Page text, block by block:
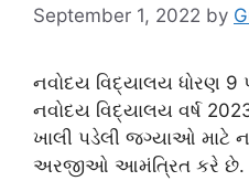
September 1, 2022 by
નવોદય વિદ્યાલય ધોરણ
નવોદય વિદ્યાલય વર્ષ
ખાલી પડેલી જગ્યાઓ માટે
અરજીઓ આમંત્રિત કરે